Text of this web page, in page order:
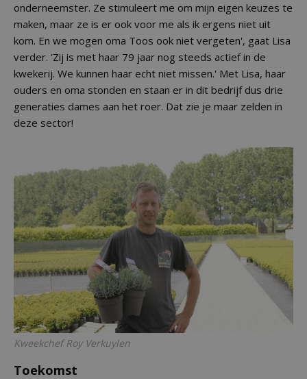
onderneemster. Ze stimuleert me om mijn eigen keuzes te
maken, maar ze is er ook voor me als ik ergens niet uit
kom. En we mogen oma Toos ook niet vergeten', gaat Lisa
verder. 'Zij is met haar 79 jaar nog steeds actief in de
kwekerij. We kunnen haar echt niet missen.' Met Lisa, haar
ouders en oma stonden en staan er in dit bedrijf dus drie
generaties dames aan het roer. Dat zie je maar zelden in
deze sector!
Kweekchef Roy Verkuylen
Toekomst